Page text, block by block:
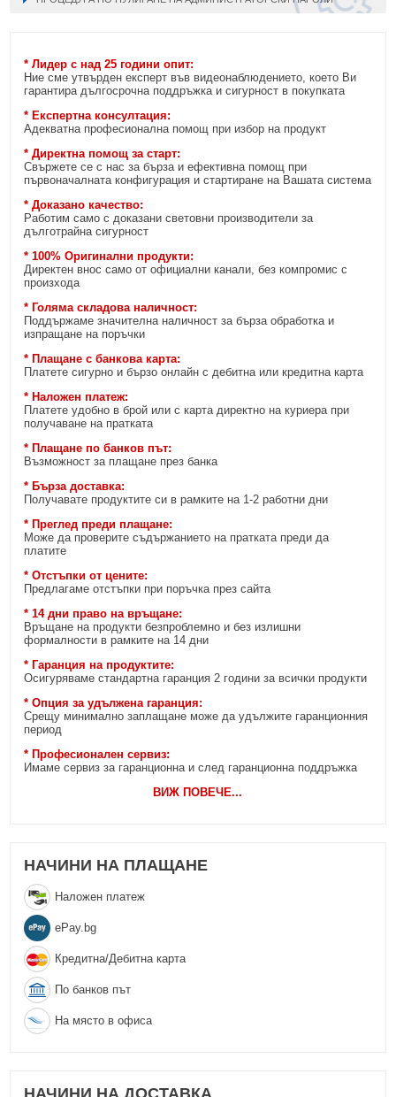
* Лидер с над 25 години опит:
Ние сме утвърден експерт във видеонаблюдението, което Ви
гарантира дългосрочна поддръжка и сигурност в покупката
* Експертна консултация:
Адекватна професионална помощ при избор на продукт
* Директна помощ за старт:
Свържете се с нас за бърза и ефективна помощ при
първоначалната конфигурация и стартиране на Вашата система
* Доказано качество:
Работим само с доказани световни производители за
дълготрайна сигурност
* 100% Оригинални продукти:
Директен внос само от официални канали, без компромис с
произхода
* Голяма складова наличност:
Поддържаме значителна наличност за бърза обработка и
изпращане на поръчки
* Плащане с банкова карта:
Платете сигурно и бързо онлайн с дебитна или кредитна карта
* Наложен платеж:
Платете удобно в брой или с карта директно на куриера при
получаване на пратката
* Плащане по банков път:
Възможност за плащане през банка
* Бърза доставка:
Получавате продуктите си в рамките на 1-2 работни дни
* Преглед преди плащане:
Може да проверите съдържанието на пратката преди да
платите
* Отстъпки от цените:
Предлагаме отстъпки при поръчка през сайта
* 14 дни право на връщане:
Връщане на продукти безпроблемно и без излишни
формалности в рамките на 14 дни
* Гаранция на продуктите:
Осигуряваме стандартна гаранция 2 години за всички продукти
* Опция за удължена гаранция:
Срещу минимално заплащане може да удължите гаранционния
период
* Професионален сервиз:
Имаме сервиз за гаранционна и след гаранционна поддръжка
ВИЖ ПОВЕЧЕ...
НАЧИНИ НА ПЛАЩАНЕ
Наложен платеж
еPay.bg
Кредитна/Дебитна карта
По банков път
На място в офиса